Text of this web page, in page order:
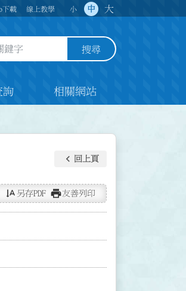
下載 線上教學 小 中 大
搜尋
詢 相關網站
keyboard_arrow_left 回上頁
text_rotate_vertical 另存PDF print友善列印